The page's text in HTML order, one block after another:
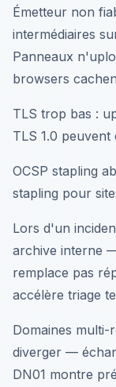
Émetteur non
intermédiaires
Panneaux
browsers
TLS trop bas :
TLS 1.0
OCSP stapling
stapling pour
Lors d'un
archive interne
remplace pas
accélère triage
Domaines multi-
diverger —
DN01 montre